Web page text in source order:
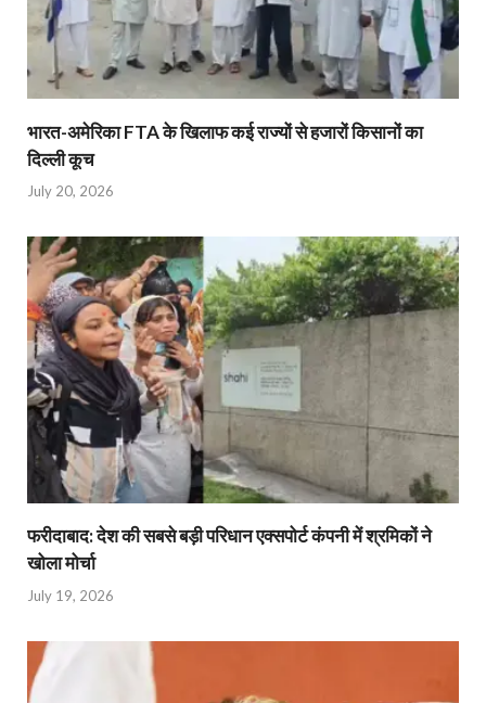
भारत-अमेरिका FTA के खिलाफ कई राज्यों से हजारों किसानों का
दिल्ली कूच
July 20, 2026
फरीदाबाद: देश की सबसे बड़ी परिधान एक्सपोर्ट कंपनी में श्रमिकों ने
खोला मोर्चा
July 19, 2026